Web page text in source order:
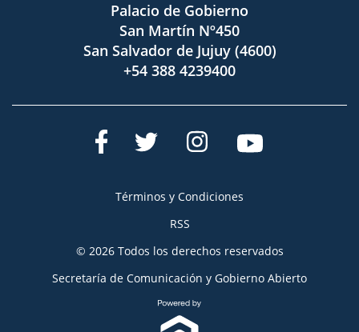
Palacio de Gobierno
San Martín Nº450
San Salvador de Jujuy (4600)
+54 388 4239400
Términos y Condiciones
RSS
© 2026 Todos los derechos reservados
Secretaría de Comunicación y Gobierno Abierto